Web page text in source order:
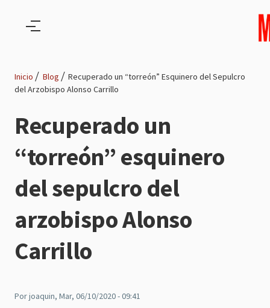
de
navegación
Inicio Blog
Recuperado un “torreón” Esquinero del Sepulcro
del Arzobispo Alonso Carrillo
Recuperado un
“torreón” esquinero
del sepulcro del
arzobispo Alonso
Carrillo
Porjoaquin, Mar, 06/10/2020 - 09:41